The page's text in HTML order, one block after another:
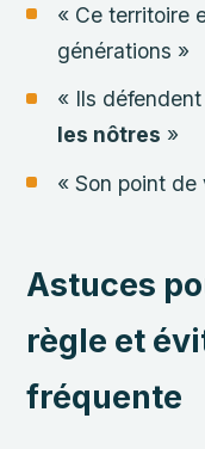
« Ce territoire
générations »
« Ils
les nôtres »
« Son point
Astuces
règle et
fréquente